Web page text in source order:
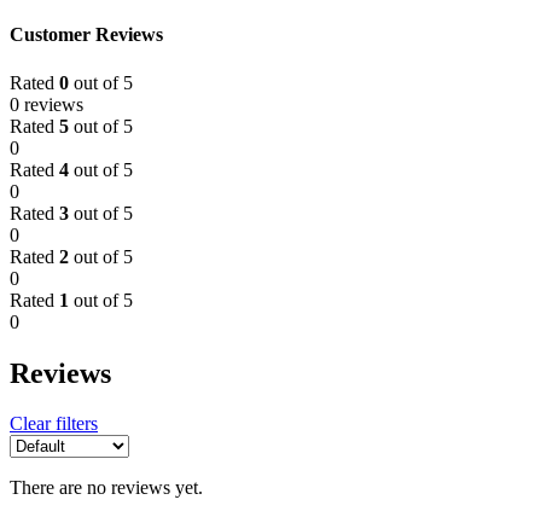
Customer Reviews
Rated 0 out of 5
0 reviews
Rated 5 out of 5
0
Rated 4 out of 5
0
Rated 3 out of 5
0
Rated 2 out of 5
0
Rated 1 out of 5
0
Reviews
Clear filters
There are no reviews yet.